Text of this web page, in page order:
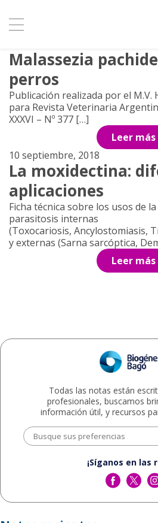
3 septiembre, 2019
Tratamiento de
Malassezia
perros
Publicación realizada por el
para Revista Veterinaria
XXXVI – Nº 377 […]
Leer más
10 septiembre, 2018
La moxidectina:
aplicaciones
Ficha técnica sobre los usos de
parasitosis internas
(Toxocariosis, Ancylostomiasis,
y externas (Sarna sarcóptica,
Leer más
Todas las notas están
profesionales, buscamos
información útil, y recursos
¡Síganos en las